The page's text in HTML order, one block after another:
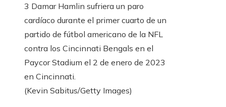
3 Damar Hamlin sufriera un paro
cardíaco durante el primer cuarto de un
partido de fútbol americano de la NFL
contra los Cincinnati Bengals en el
Paycor Stadium el 2 de enero de 2023
en Cincinnati.
(Kevin Sabitus/Getty Images)